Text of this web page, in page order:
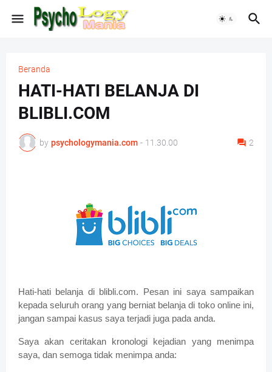
Beranda
HATI-HATI BELANJA DI
BLIBLI.COM
by psychologymania.com - 11.30.00 2
Hati-hati belanja di blibli.com. Pesan ini saya sampaikan
kepada seluruh orang yang berniat belanja di toko online ini,
jangan sampai kasus saya terjadi juga pada anda.
Saya akan ceritakan kronologi kejadian yang menimpa
saya, dan semoga tidak menimpa anda: